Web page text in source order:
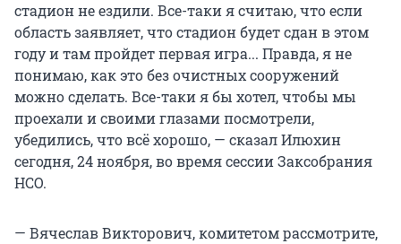
стадион не ездили. Все-таки я считаю, что если
область заявляет, что стадион будет сдан в этом
году и там пройдет первая игра... Правда, я не
понимаю, как это без очистных сооружений
можно сделать. Все-таки я бы хотел, чтобы мы
проехали и своими глазами посмотрели,
убедились, что всё хорошо, — сказал Илюхин
сегодня, 24 ноября, во время сессии Заксобрания
НСО.
— Вячеслав Викторович, комитетом рассмотрите,